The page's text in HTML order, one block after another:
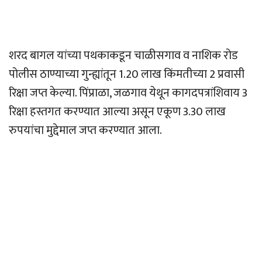
शरद बागल यांच्या पथकाकडून चाळीसगाव व नाशिक रोड
पोलीस ठाण्याच्या गुन्ह्यांतून 1.20 लाख किंमतीच्या 2 प्रवासी
रिक्षा जप्त केल्या. पिंप्राळा, जळगाव येथून कागदपत्रांशिवाय 3
रिक्षा हस्तगत करण्यात आल्या असून एकूण 3.30 लाख
रुपयांचा मुद्देमाल जप्त करण्यात आला.